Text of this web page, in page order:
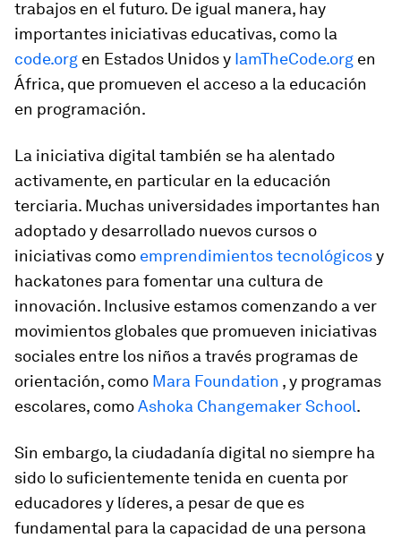
trabajos en el futuro. De igual manera, hay
importantes iniciativas educativas, como la
code.org en Estados Unidos y IamTheCode.org en
África, que promueven el acceso a la educación
en programación.
La iniciativa digital también se ha alentado
activamente, en particular en la educación
terciaria. Muchas universidades importantes han
adoptado y desarrollado nuevos cursos o
iniciativas como emprendimientos tecnológicosy
hackatones para fomentar una cultura de
innovación. Inclusive estamos comenzando a ver
movimientos globales que promueven iniciativas
sociales entre los niños a través programas de
orientación, como Mara Foundation , y programas
escolares, comoAshoka Changemaker School.
Sin embargo, la ciudadanía digital no siempre ha
sido lo suficientemente tenida en cuenta por
educadores y líderes, a pesar de que es
fundamental para la capacidad de una persona